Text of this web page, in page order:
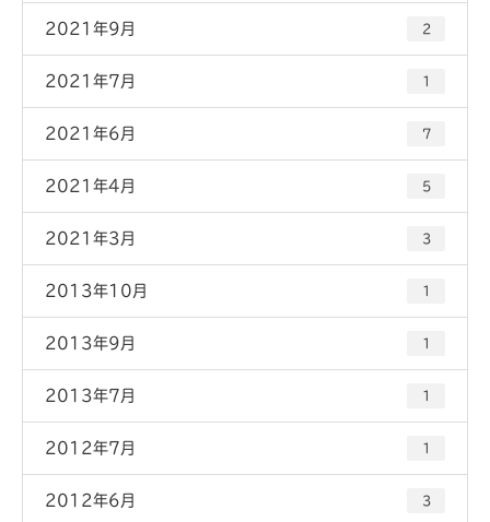
2021年9月 2
2021年7月 1
2021年6月 7
2021年4月 5
2021年3月 3
2013年10月 1
2013年9月 1
2013年7月 1
2012年7月 1
2012年6月 3